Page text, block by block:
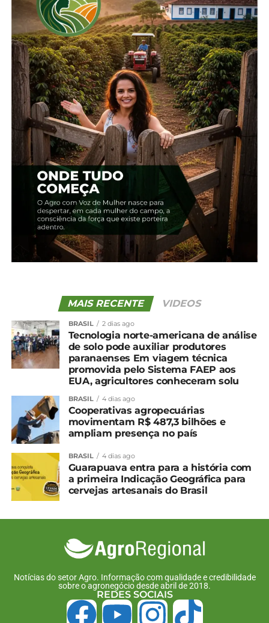
Facebook 18+
Relacionado
Edição 17 – Guarapuava –
Setembro
1 de outubro, 2024
Em "2024"
Edição 18 – Outubro –
Guarapuava
21 de outubro, 2024
Em "2024"
Anuário de Guarapuava
2025
25 de novembro, 2025
Em "Anuário Guarapuava"
TÓPICOS RELACIONADOS:
UP NEXT
Edição 17 – Guarapuava – Setembro
MAIS RECENTE VIDEOS
BRASIL 2 dias ago
Tecnologia norte-americana de análise
de solo pode auxiliar produtores
paranaenses Em viagem técnica
promovida pelo Sistema FAEP aos
EUA, agricultores conheceram solu
BRASIL 4 dias ago
Cooperativas agropecuárias
movimentam R$ 487,3 bilhões e
ampliam presença no país
BRASIL 4 dias ago
Guarapuava entra para a história com
a primeira Indicação Geográfica para
cervejas artesanais do Brasil
Notícias do setor Agro. Informação com qualidade e credibilidade
sobre o agronegócio desde abril de 2018.
REDES SOCIAIS